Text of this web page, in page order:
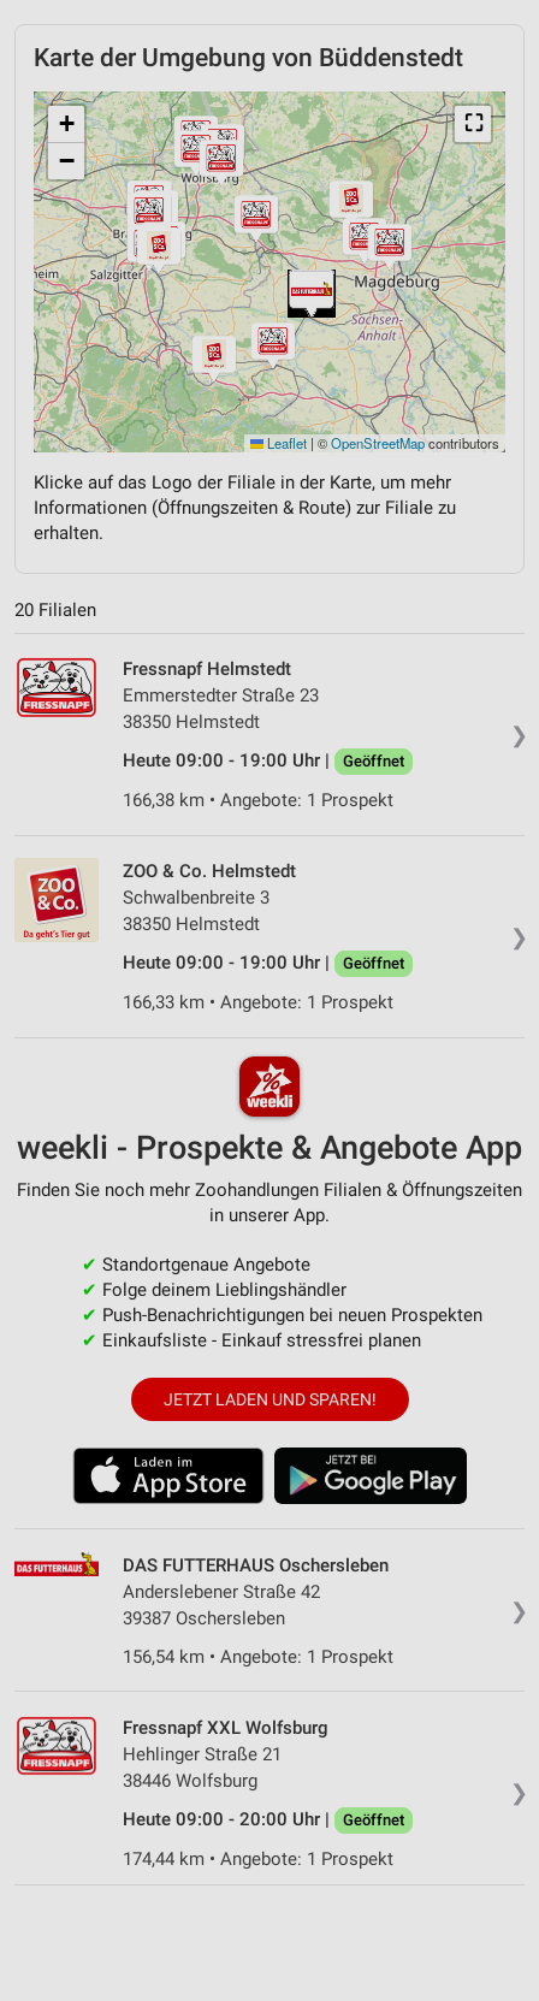
Karte der Umgebung von Büddenstedt
⛶
+
−
Leaflet | ©OpenStreetMapcontributors
Klicke auf das Logo der Filiale in der Karte, um mehr
Informationen (Öffnungszeiten & Route) zur Filiale zu
erhalten.
20 Filialen
❯
Fressnapf Helmstedt
Emmerstedter Straße 23
38350 Helmstedt
Heute 09:00 - 19:00 Uhr |
Geöffnet
166,38 km • Angebote: 1 Prospekt
❯
ZOO & Co. Helmstedt
Schwalbenbreite 3
38350 Helmstedt
Heute 09:00 - 19:00 Uhr |
Geöffnet
166,33 km • Angebote: 1 Prospekt
weekli - Prospekte & Angebote App
Finden Sie noch mehr Zoohandlungen Filialen & Öffnungszeiten
in unserer App.
✔ Standortgenaue Angebote
✔ Folge deinem Lieblingshändler
✔ Push-Benachrichtigungen bei neuen Prospekten
✔ Einkaufsliste - Einkauf stressfrei planen
JETZT LADEN UND SPAREN!
❯
DAS FUTTERHAUS Oschersleben
Anderslebener Straße 42
39387 Oschersleben
156,54 km • Angebote: 1 Prospekt
❯
Fressnapf XXL Wolfsburg
Hehlinger Straße 21
38446 Wolfsburg
Heute 09:00 - 20:00 Uhr |
Geöffnet
174,44 km • Angebote: 1 Prospekt